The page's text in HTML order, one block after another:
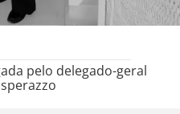
pelo delegado-geral